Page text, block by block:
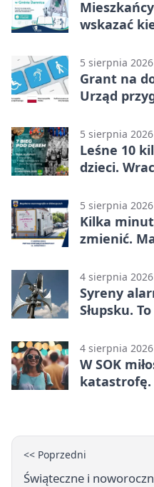
wskazać
5 sierpnia 2026
Grant na
Urząd
5 sierpnia 2026
Leśne 10
dzieci.
5 sierpnia 2026
Kilka
zmienić.
4 sierpnia 2026
Syreny
Słupsku.
4 sierpnia 2026
W SOK
katastrofę.
<< Poprzedni
Świąteczne i